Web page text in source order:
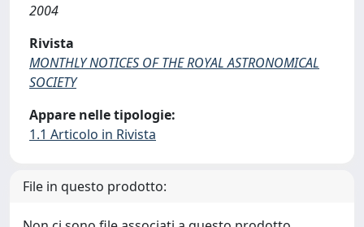
2004
Rivista
MONTHLY NOTICES OF THE ROYAL ASTRONOMICAL
SOCIETY
Appare nelle tipologie:
1.1 Articolo in Rivista
File in questo prodotto: